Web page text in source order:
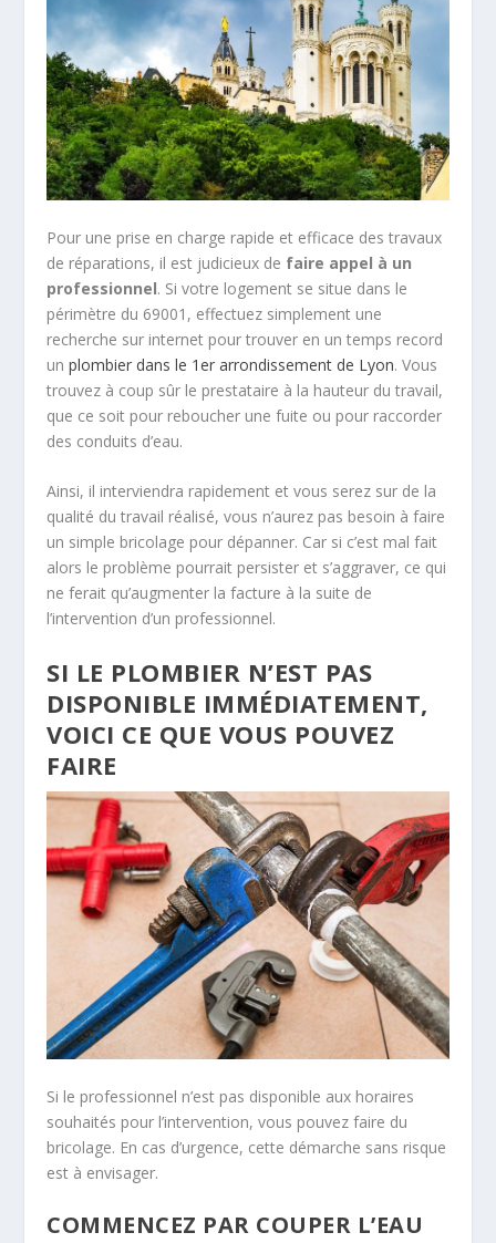
Pour une prise en charge rapide et efficace des travaux
de réparations, il est judicieux de faire appel à un
professionnel. Si votre logement se situe dans le
périmètre du 69001, effectuez simplement une
recherche sur internet pour trouver en un temps record
unplombier dans le 1er arrondissement de Lyon. Vous
trouvez à coup sûr le prestataire à la hauteur du travail,
que ce soit pour reboucher une fuite ou pour raccorder
des conduits d’eau.
Ainsi, il interviendra rapidement et vous serez sur de la
qualité du travail réalisé, vous n’aurez pas besoin à faire
un simple bricolage pour dépanner. Car si c’est mal fait
alors le problème pourrait persister et s’aggraver, ce qui
ne ferait qu’augmenter la facture à la suite de
l’intervention d’un professionnel.
SI LE PLOMBIER N’EST PAS
DISPONIBLE IMMÉDIATEMENT,
VOICI CE QUE VOUS POUVEZ
FAIRE
Si le professionnel n’est pas disponible aux horaires
souhaités pour l’intervention, vous pouvez faire du
bricolage. En cas d’urgence, cette démarche sans risque
est à envisager.
COMMENCEZ PAR COUPER L’EAU